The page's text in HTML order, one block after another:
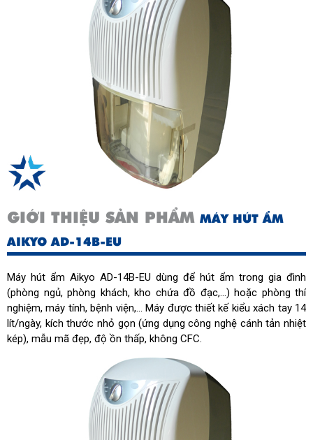
Cơ
Tính năng đặc biệt Lọc không khí
Bánh xe di chuyển
Dải nhiệt độ hoạt động (°C) 5 - 35
Diện tích sử dụng (m²) 10 - 20
GIỚI THIỆU SẢN PHẨM MÁY HÚT ẨM
AIKYO AD-14B-EU
Máy hút ẩm Aikyo AD-14B-EU dùng để hút ẩm trong gia đình
(phòng ngủ, phòng khách, kho chứa đồ đạc,…) hoặc phòng thí
nghiệm, máy tính, bệnh viện,... Máy được thiết kế kiểu xách tay 14
lít/ngày, kích thước nhỏ gọn (ứng dụng công nghệ cánh tản nhiệt
kép), mẫu mã đẹp, độ ồn thấp, không CFC.